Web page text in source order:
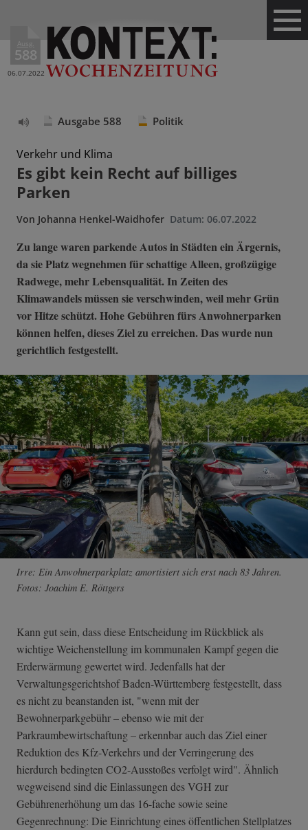
Ausg.
588
06.07.2022
vorlesen
Ausgabe 588 Politik
Verkehr und Klima
Es gibt kein Recht auf billiges
Parken
Von Johanna Henkel-Waidhofer Datum: 06.07.2022
Zu lange waren parkende Autos in Städten ein Ärgernis,
da sie Platz wegnehmen für schattige Alleen, großzügige
Radwege, mehr Lebensqualität. In Zeiten des
Klimawandels müssen sie verschwinden, weil mehr Grün
vor Hitze schützt. Hohe Gebühren fürs Anwohnerparken
können helfen, dieses Ziel zu erreichen. Das wurde nun
gerichtlich festgestellt.
Irre: Ein Anwohnerparkplatz amortisiert sich erst nach 83 Jahren.
Fotos: Joachim E. Röttgers
Kann gut sein, dass diese Entscheidung im Rückblick als
wichtige Weichenstellung im kommunalen Kampf gegen die
Erderwärmung gewertet wird. Jedenfalls hat der
Verwaltungsgerichtshof Baden-Württemberg festgestellt, dass
es nicht zu beanstanden ist, "wenn mit der
Bewohnerparkgebühr – ebenso wie mit der
Parkraumbewirtschaftung – erkennbar auch das Ziel einer
Reduktion des Kfz-Verkehrs und der Verringerung des
hierdurch bedingten CO2-Ausstoßes verfolgt wird". Ähnlich
wegweisend sind die Einlassungen des VGH zur
Gebührenerhöhung um das 16-fache sowie seine
Gegenrechnung: Die Einrichtung eines öffentlichen Stellplatzes